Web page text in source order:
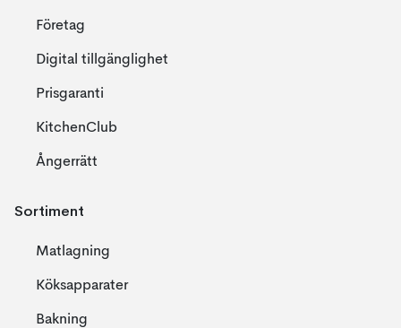
Företag
Digital tillgänglighet
Prisgaranti
KitchenClub
Ångerrätt
Sortiment
Matlagning
Köksapparater
Bakning